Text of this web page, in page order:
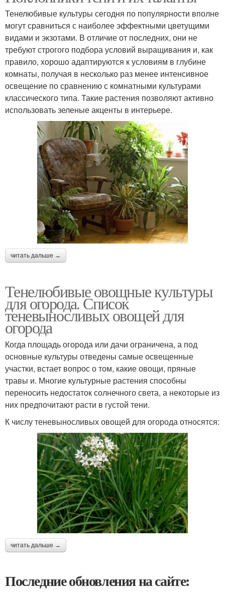
Тенелюбивые культуры сегодня по популярности вполне
могут сравниться с наиболее эффектными цветущими
видами и экзотами. В отличие от последних, они не
требуют строгого подбора условий выращивания и, как
правило, хорошо адаптируются к условиям в глубине
комнаты, получая в несколько раз менее интенсивное
освещение по сравнению с комнатными культурами
классического типа. Такие растения позволяют активно
использовать зеленые акценты в интерьере.
читать дальше →
Тенелюбивые овощные культуры
для огорода. Список
теневыносливых овощей для
огорода
Когда площадь огорода или дачи ограничена, а под
основные культуры отведены самые освещенные
участки, встает вопрос о том, какие овощи, пряные
травы и. Многие культурные растения способны
переносить недостаток солнечного света, а некоторые из
них предпочитают расти в густой тени.
К числу теневыносливых овощей для огорода относятся:
читать дальше →
Последние обновления на сайте: